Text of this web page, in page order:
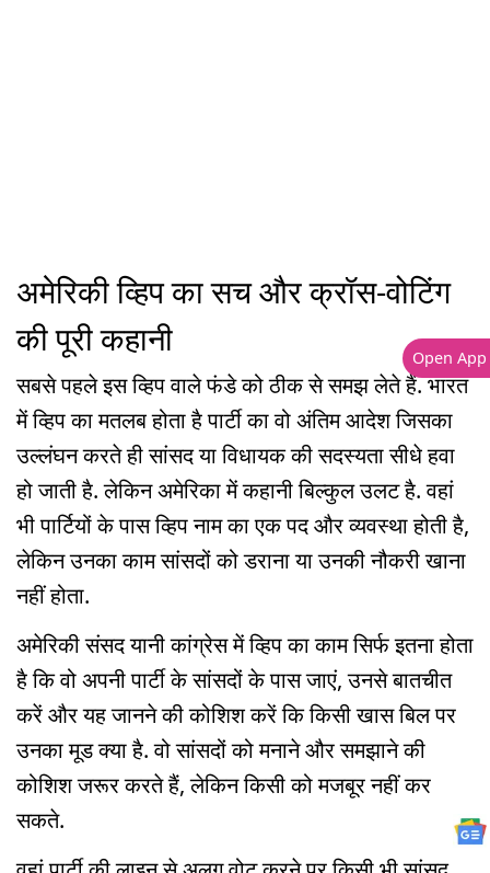
अमेरिकी व्हिप का सच और क्रॉस-वोटिंग
की पूरी कहानी
सबसे पहले इस व्हिप वाले फंडे को ठीक से समझ लेते हैं. भारत
में व्हिप का मतलब होता है पार्टी का वो अंतिम आदेश जिसका
उल्लंघन करते ही सांसद या विधायक की सदस्यता सीधे हवा
हो जाती है. लेकिन अमेरिका में कहानी बिल्कुल उलट है. वहां
भी पार्टियों के पास व्हिप नाम का एक पद और व्यवस्था होती है,
लेकिन उनका काम सांसदों को डराना या उनकी नौकरी खाना
नहीं होता.
अमेरिकी संसद यानी कांग्रेस में व्हिप का काम सिर्फ इतना होता
है कि वो अपनी पार्टी के सांसदों के पास जाएं, उनसे बातचीत
करें और यह जानने की कोशिश करें कि किसी खास बिल पर
उनका मूड क्या है. वो सांसदों को मनाने और समझाने की
कोशिश जरूर करते हैं, लेकिन किसी को मजबूर नहीं कर
सकते.
Open App